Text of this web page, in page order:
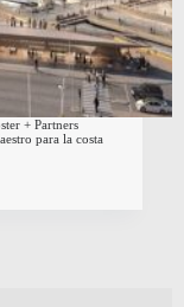
+ Partners
para la costa